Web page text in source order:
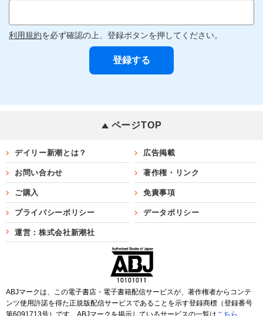
利用規約を必ず確認の上、登録ボタンを押してください。
ページTOP
デイリー新潮とは？ 広告掲載
お問い合わせ 著作権・リンク
ご購入 免責事項
プライバシーポリシー データポリシー
運営：株式会社新潮社
ABJマークは、この電子書店・電子書籍配信サービスが、著作権者からコンテ
ンツ使用許諾を得た正規版配信サービスであることを示す登録商標（登録番号